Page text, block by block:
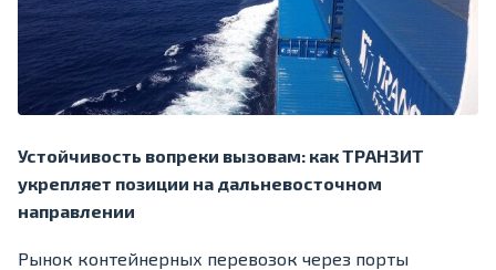
Устойчивость вопреки вызовам: как ТРАНЗИТ
укрепляет позиции на дальневосточном
направлении
Рынок контейнерных перевозок через порты